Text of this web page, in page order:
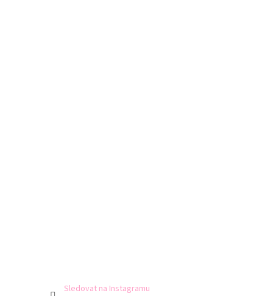
Sledovat na Instagramu